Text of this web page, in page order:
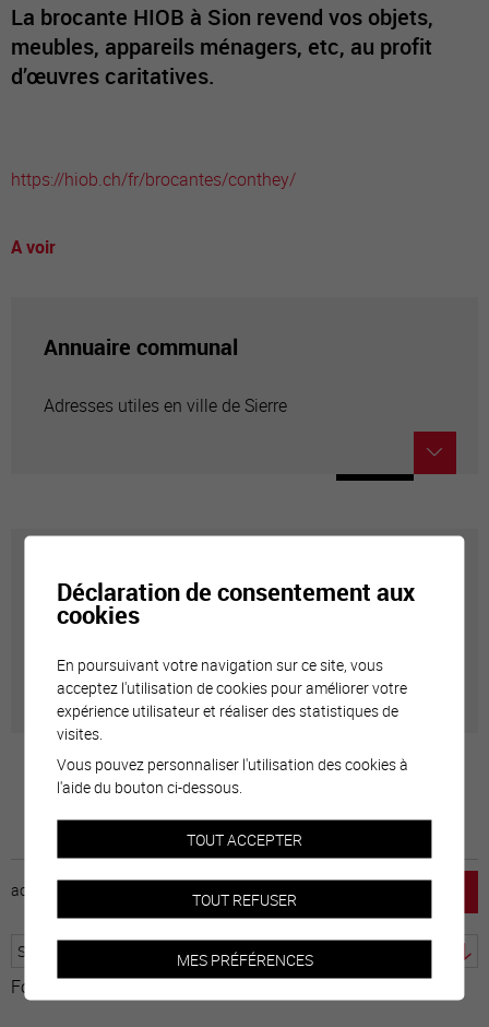
La brocante HIOB à Sion revend vos objets,
meubles, appareils ménagers, etc, au profit
d’œuvres caritatives.
https://hiob.ch/fr/brocantes/conthey/
A voir
Annuaire communal
Adresses utiles en ville de Sierre
Carte interactive
de Sierre.
accueil emploi mentions légales
Fourni par
Déclaration de consentement aux
cookies
En poursuivant votre navigation sur ce site, vous
acceptez l'utilisation de cookies pour améliorer votre
expérience utilisateur et réaliser des statistiques de
visites.
Vous pouvez personnaliser l'utilisation des cookies à
l'aide du bouton ci-dessous.
TOUT ACCEPTER
TOUT REFUSER
MES PRÉFÉRENCES